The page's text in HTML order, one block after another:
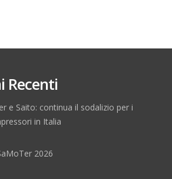
Recenti
e Saito: continua il sodalizio per i
in Italia
2026